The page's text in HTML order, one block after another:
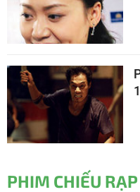
PHIM CHIẾU RẠP